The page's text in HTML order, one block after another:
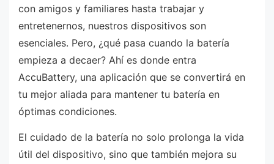
con amigos y familiares hasta trabajar y
entretenernos, nuestros dispositivos son
esenciales. Pero, ¿qué pasa cuando la batería
empieza a decaer? Ahí es donde entra
AccuBattery, una aplicación que se convertirá en
tu mejor aliada para mantener tu batería en
óptimas condiciones.
El cuidado de la batería no solo prolonga la vida
útil del dispositivo, sino que también mejora su